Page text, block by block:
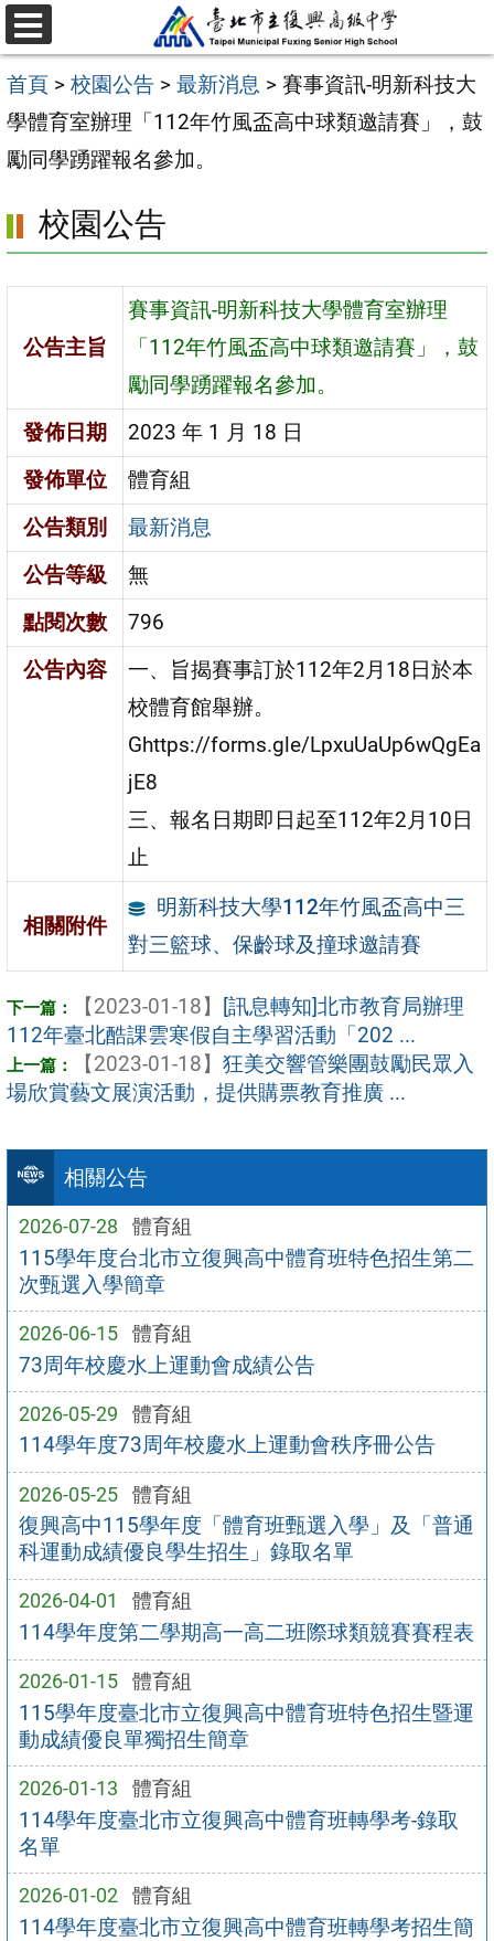
跳
至
主
要
內
區
選
單
首頁 > 校園公告 > 最新消息 > 賽事資訊-明新科技大
學體育室辦理「112年竹風盃高中球類邀請賽」，鼓
勵同學踴躍報名參加。
相關公告
2026-07-28 體育組
115學年度台北市立復興高中體育班特色招生第二
次甄選入學簡章
2026-06-15 體育組
73周年校慶水上運動會成績公告
2026-05-29 體育組
114學年度73周年校慶水上運動會秩序冊公告
2026-05-25 體育組
復興高中115學年度「體育班甄選入學」及「普通
科運動成績優良學生招生」錄取名單
2026-04-01 體育組
114學年度第二學期高一高二班際球類競賽賽程表
2026-01-15 體育組
115學年度臺北市立復興高中體育班特色招生暨運
動成績優良單獨招生簡章
2026-01-13 體育組
114學年度臺北市立復興高中體育班轉學考-錄取
名單
2026-01-02 體育組
114學年度臺北市立復興高中體育班轉學考招生簡
校園公告
公告主旨
賽事資訊-明新科技大學體育室辦理
「112年竹風盃高中球類邀請賽」，鼓
勵同學踴躍報名參加。
發佈日期
2023 年 1 月 18 日
發佈單位
體育組
公告類別
最新消息
公告等級
無
點閱次數
796
公告內容
一、旨揭賽事訂於112年2月18日於本
校體育館舉辦。
Ghttps://forms.gle/LpxuUaUp6wQgEa
jE8
三、報名日期即日起至112年2月10日
止
相關附件
明新科技大學112年竹風盃高中三
對三籃球、保齡球及撞球邀請賽
【2023-01-18】
[訊息轉知]北市教育局辦理
112年臺北酷課雲寒假自主學習活動「202 ...
【2023-01-18】 狂美交響管樂團鼓勵民眾入
場欣賞藝文展演活動，提供購票教育推廣 ...